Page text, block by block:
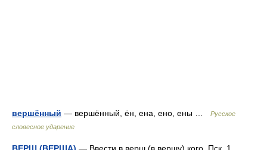
вершённый — вершённый, ён, ена, ено, ены …
Русское
словесное ударение